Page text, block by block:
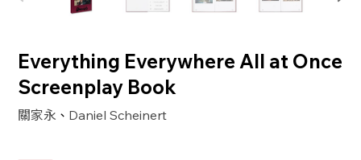
Everything Everywhere All at Once
Screenplay Book
關家永 、 Daniel Scheinert